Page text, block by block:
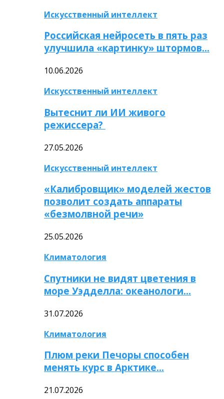
Искусственный интеллект
Российская нейросеть в пять раз
улучшила «картинку» штормов…
10.06.2026
Искусственный интеллект
Вытеснит ли ИИ живого
режиссера?
27.05.2026
Искусственный интеллект
«Калибровщик» моделей жестов
позволит создать аппараты
«безмолвной речи»
25.05.2026
Климатология
Спутники не видят цветения в
море Уэдделла: океанологи…
31.07.2026
Климатология
Плюм реки Печоры способен
менять курс в Арктике…
21.07.2026